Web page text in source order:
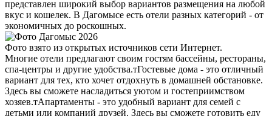
представлен широкий выбор вариантов размещения на любой
вкус и кошелек. В Дагомысе есть отели разных категорий - от
экономичных до роскошных.
Фото взято из открытых источников сети Интернет.
Многие отели предлагают своим гостям бассейны, рестораны,
спа-центры и другие удобства.тГостевые дома - это отличный
вариант для тех, кто хочет отдохнуть в домашней обстановке.
Здесь вы сможете насладиться уютом и гостеприимством
хозяев.тАпартаменты - это удобный вариант для семей с
детьми или компаний друзей. Здесь вы сможете готовить еду